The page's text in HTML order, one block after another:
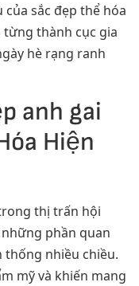
sắc đẹp thể hóa
từng thành cục gia
hè rạng ranh
anh gai
Hiện
thị trấn hội
phần quan
thống nhiều chiều.
mỹ và khiến mang